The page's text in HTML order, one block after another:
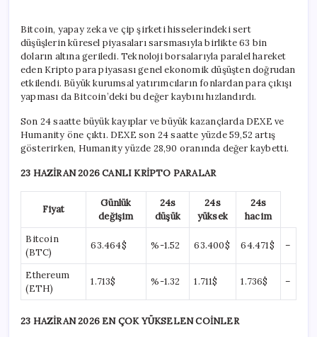
Yatırımcılar
arkasına
bakmadan
kaçıyor
Bitcoin, yapay zeka ve çip şirketi hisselerindeki sert
düşüşlerin küresel piyasaları sarsmasıyla birlikte 63 bin
doların altına geriledi. Teknoloji borsalarıyla paralel hareket
eden Kripto para piyasası genel ekonomik düşüşten doğrudan
etkilendi. Büyük kurumsal yatırımcıların fonlardan para çıkışı
yapması da Bitcoin’deki bu değer kaybını hızlandırdı.
Son 24 saatte büyük kayıplar ve büyük kazançlarda DEXE ve
Humanity öne çıktı. DEXE son 24 saatte yüzde 59,52 artış
gösterirken, Humanity yüzde 28,90 oranında değer kaybetti.
23 HAZİRAN 2026 CANLI KRİPTO PARALAR
Fiyat
Günlük
değişim
24s
düşük
24s
yüksek
24s
hacim
Bitcoin
(BTC)
63.464$ %-1.52 63.400$ 64.471$ –
Ethereum
(ETH)
1.713$ %-1.32 1.711$ 1.736$ –
23 HAZİRAN 2026 EN ÇOK YÜKSELEN COİNLER